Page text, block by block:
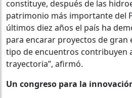
constituye, después de las
patrimonio más importante del
últimos diez años el país ha
para encarar proyectos de gran
tipo de encuentros contribuyen
trayectoria”, afirmó.
Un congreso para la